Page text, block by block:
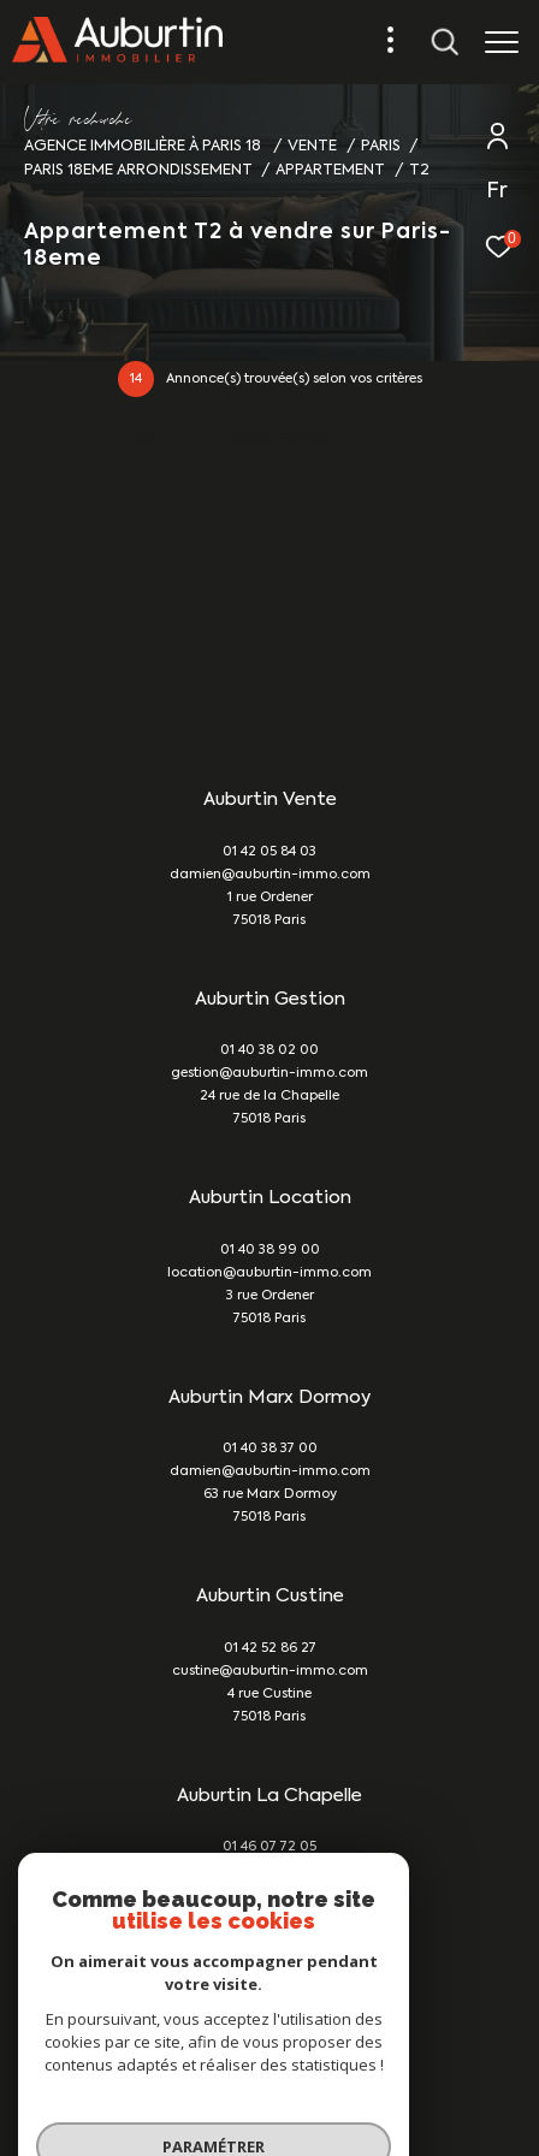
Fr
0
Vore recece
AGENCE IMMOBILIÈRE À PARIS 18 VENTE
PARIS
PARIS 18EME ARRONDISSEMENT
APPARTEMENT T2
Appartement T2 à vendre sur Paris-
18eme
14 Annonce(s) trouvée(s) selon vos critères
Auburtin Vente
01 42 05 84 03
damien@auburtin-immo.com
1 rue Ordener
75018
Paris
Auburtin Gestion
01 40 38 02 00
gestion@auburtin-immo.com
24 rue de la Chapelle
75018
Paris
Auburtin Location
01 40 38 99 00
location@auburtin-immo.com
3 rue Ordener
75018
Paris
Auburtin Marx Dormoy
01 40 38 37 00
damien@auburtin-immo.com
63 rue Marx Dormoy
75018
Paris
Auburtin Custine
01 42 52 86 27
custine@auburtin-immo.com
4 rue Custine
75018
Paris
Auburtin La Chapelle
01 46 07 72 05
209 rue du Faubourg St Denis
75010 Paris
Nous suivre sur
Comme beaucoup, notre site
utilise les cookies
On aimerait vous accompagner pendant
votre visite.
En poursuivant, vous acceptez l'utilisation des
cookies par ce site, afin de vous proposer des
contenus adaptés et réaliser des statistiques !
PARAMÉTRER